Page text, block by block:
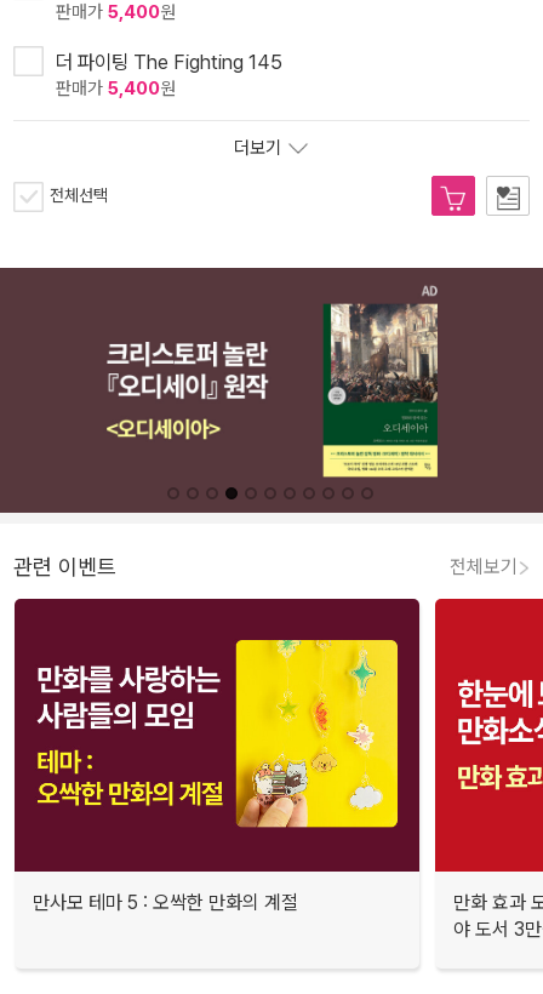
판매가 5,400원
더 파이팅 The Fighting 145
판매가 5,400원
더보기
전체선택
관련 이벤트 전체보기
만사모 테마 5 : 오싹한 만화의 계절
만화 효과
야 도서 3